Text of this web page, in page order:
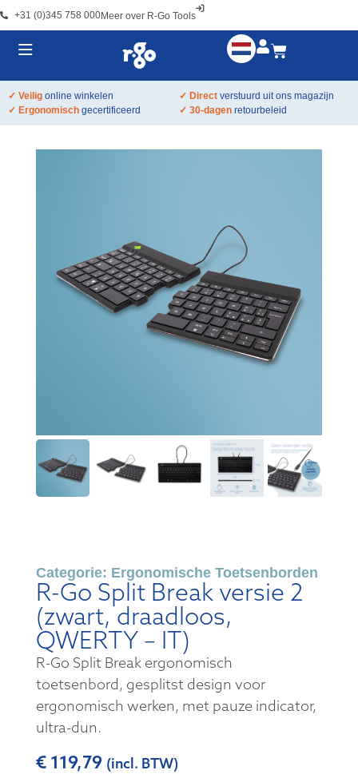
+31 (0)345 758 000Meer over R-Go Tools
✓ Veilig online winkelen ✓ Direct verstuurd uit ons magazijn
✓ Ergonomisch gecertificeerd ✓ 30-dagen retourbeleid
Categorie: Ergonomische Toetsenborden
R-Go Split Break versie 2
(zwart, draadloos,
QWERTY – IT)
R-Go Split Break ergonomisch
toetsenbord, gesplitst design voor
ergonomisch werken, met pauze indicator,
ultra-dun.
€119,79 (incl. BTW)